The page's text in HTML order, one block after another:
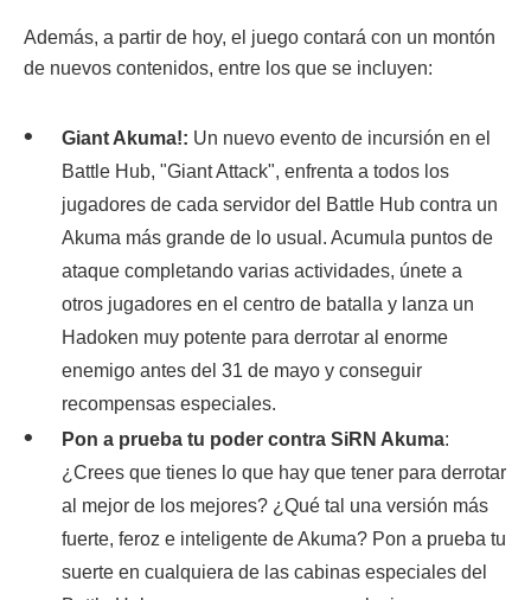
Además, a partir de hoy, el juego contará con un montón
de nuevos contenidos, entre los que se incluyen:
Giant Akuma!: Un nuevo evento de incursión en el
Battle Hub, "Giant Attack", enfrenta a todos los
jugadores de cada servidor del Battle Hub contra un
Akuma más grande de lo usual. Acumula puntos de
ataque completando varias actividades, únete a
otros jugadores en el centro de batalla y lanza un
Hadoken muy potente para derrotar al enorme
enemigo antes del 31 de mayo y conseguir
recompensas especiales.
Pon a prueba tu poder contra SiRN Akuma:
¿Crees que tienes lo que hay que tener para derrotar
al mejor de los mejores? ¿Qué tal una versión más
fuerte, feroz e inteligente de Akuma? Pon a prueba tu
suerte en cualquiera de las cabinas especiales del